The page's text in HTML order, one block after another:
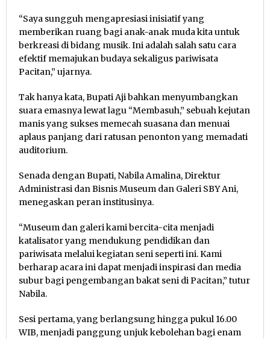
“Saya sungguh mengapresiasi inisiatif yang
memberikan ruang bagi anak-anak muda kita untuk
berkreasi di bidang musik. Ini adalah salah satu cara
efektif memajukan budaya sekaligus pariwisata
Pacitan,” ujarnya.
Tak hanya kata, Bupati Aji bahkan menyumbangkan
suara emasnya lewat lagu “Membasuh,” sebuah kejutan
manis yang sukses memecah suasana dan menuai
aplaus panjang dari ratusan penonton yang memadati
auditorium.
Senada dengan Bupati, Nabila Amalina, Direktur
Administrasi dan Bisnis Museum dan Galeri SBY Ani,
menegaskan peran institusinya.
“Museum dan galeri kami bercita-cita menjadi
katalisator yang mendukung pendidikan dan
pariwisata melalui kegiatan seni seperti ini. Kami
berharap acara ini dapat menjadi inspirasi dan media
subur bagi pengembangan bakat seni di Pacitan,” tutur
Nabila.
Sesi pertama, yang berlangsung hingga pukul 16.00
WIB, menjadi panggung unjuk kebolehan bagi enam